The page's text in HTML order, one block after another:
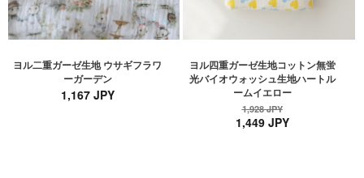
ヨル二重ガーゼ生地 ウサギフラワ
ーガーデン
1,167 JPY
ヨル四重ガーゼ生地コットン無蛍
光バイオウォッシュ生地ハートル
ームイエロー
1,928 JPY
1,449 JPY